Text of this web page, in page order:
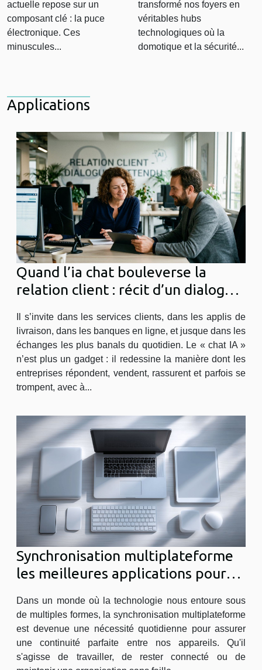
révolutionnent
l'industrie tech
actuelle repose sur un
composant clé : la puce
électronique. Ces
minuscules...
un foyer connecté
et protégé
transformé nos foyers en
véritables hubs
technologiques où la
domotique et la sécurité...
Applications
Quand l’ia chat bouleverse la
relation client : récit d’un dialogue
Il s’invite dans les services clients, dans les applis de
livraison, dans les banques en ligne, et jusque dans les
échanges les plus banals du quotidien. Le « chat IA »
n’est plus un gadget : il redessine la manière dont les
entreprises répondent, vendent, rassurent et parfois se
trompent, avec à...
Synchronisation multiplateforme
les meilleures applications pour
appareils
Dans un monde où la technologie nous entoure sous
de multiples formes, la synchronisation multiplateforme
est devenue une nécessité quotidienne pour assurer
une continuité parfaite entre nos appareils. Qu'il
s'agisse de travailler, de rester connecté ou de